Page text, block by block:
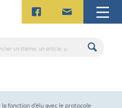
la fonction d’élu avec le protocole